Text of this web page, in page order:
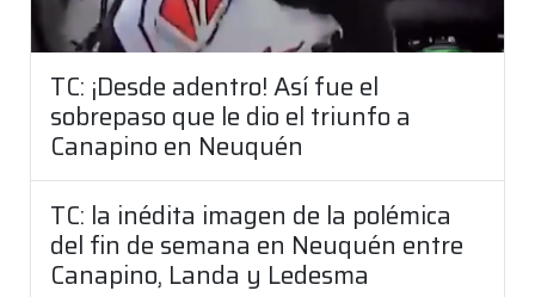
TC: ¡Desde adentro! Así fue el
sobrepaso que le dio el triunfo a
Canapino en Neuquén
TC: la inédita imagen de la polémica
del fin de semana en Neuquén entre
Canapino, Landa y Ledesma